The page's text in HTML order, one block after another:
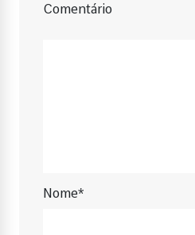
Comentário
Nome*